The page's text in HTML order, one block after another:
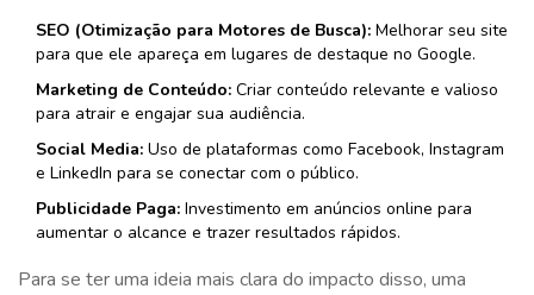
SEO (Otimização para Motores de Busca): Melhorar seu site
para que ele apareça em lugares de destaque no Google.
Marketing de Conteúdo: Criar conteúdo relevante e valioso
para atrair e engajar sua audiência.
Social Media: Uso de plataformas como Facebook, Instagram
e LinkedIn para se conectar com o público.
Publicidade Paga: Investimento em anúncios online para
aumentar o alcance e trazer resultados rápidos.
Para se ter uma ideia mais clara do impacto disso, uma